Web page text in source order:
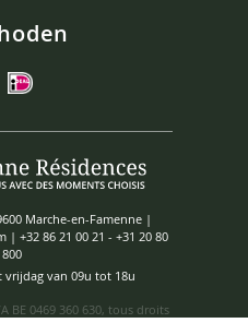
Marche-en-Famenne |
| +32 86 21 00 21 - +31 20 80
van 09u tot 18u
BE 0469 360 630, tous droits